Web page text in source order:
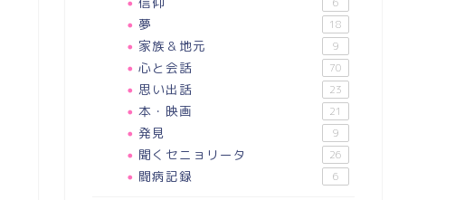
6
夢 18
家族＆地元 9
心と会話 70
思い出話 23
本・映画 21
発見 9
聞くセニョリータ 26
闘病記録 6